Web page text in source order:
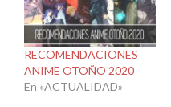
RECOMENDACIONES
ANIME OTOÑO 2020
En «ACTUALIDAD»